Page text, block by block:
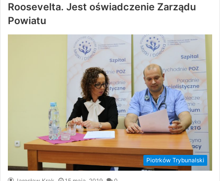
Roosevelta. Jest oświadczenie Zarządu
Powiatu
Piotrków Trybunalski